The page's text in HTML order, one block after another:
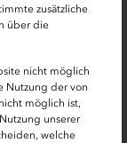
zusätzliche
über die
nicht möglich
Nutzung der von
möglich ist,
unserer
welche
je
je